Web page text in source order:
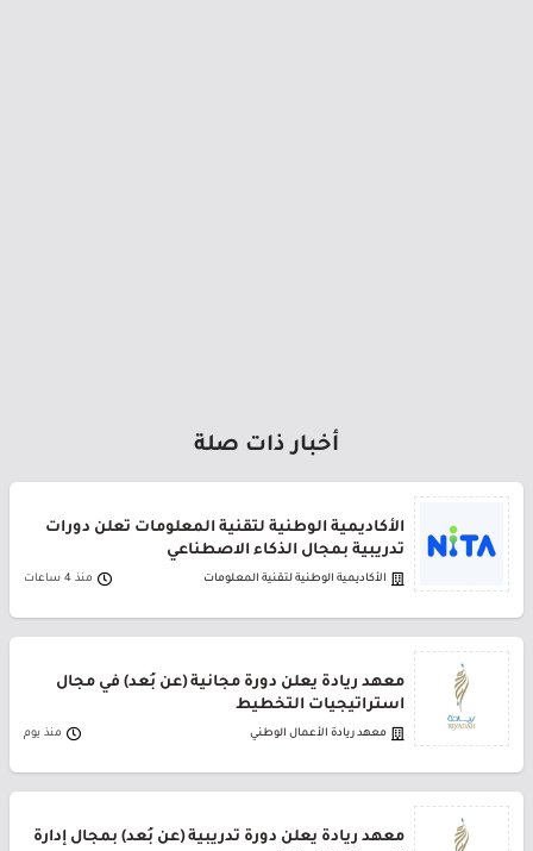
أخبار ذات صلة
الأكاديمية الوطنية لتقنية المعلومات تعلن دورات
تدريبية بمجال الذكاء الاصطناعي
الأكاديمية الوطنية لتقنية المعلومات منذ 4 ساعات
معهد ريادة يعلن دورة مجانية (عن بُعد) في مجال
استراتيجيات التخطيط
معهد ريادة الأعمال الوطني منذ يوم
معهد ريادة يعلن دورة تدريبية (عن بُعد) بمجال إدارة